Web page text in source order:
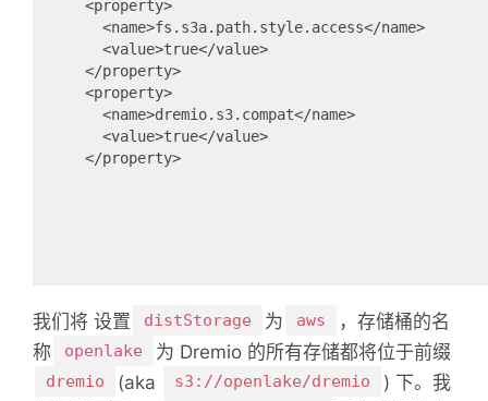
<property>
<name>fs.s3a.path.style.access</name>
<value>true</value>
</property>
<property>
<name>dremio.s3.compat</name>
<value>true</value>
</property>
我们将 设置 distStorage 为 aws
，存储桶的名
称
openlake 为 Dremio 的所有存储都将位于前缀
dremio (aka s3://openlake/dremio ) 下。 我